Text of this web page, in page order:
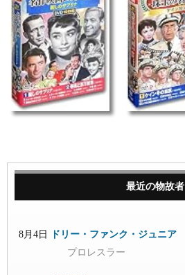
最近の物故者
8月4日
ドリー・ファンク・ジュニア
プロレスラー